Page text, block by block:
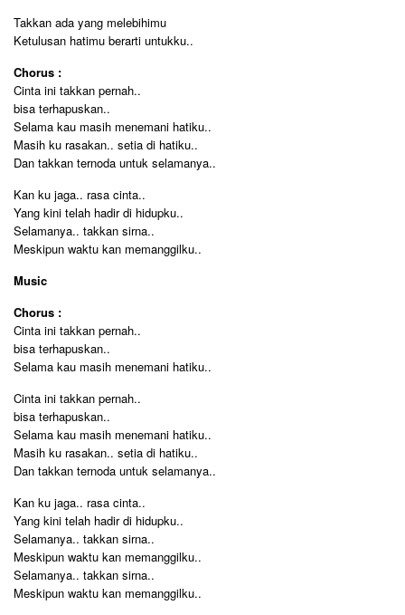
Takkan ada yang melebihimu
Ketulusan hatimu berarti untukku..
Chorus :
Cinta ini takkan pernah..
bisa terhapuskan..
Selama kau masih menemani hatiku..
Masih ku rasakan.. setia di hatiku..
Dan takkan ternoda untuk selamanya..
Kan ku jaga.. rasa cinta..
Yang kini telah hadir di hidupku..
Selamanya.. takkan sirna..
Meskipun waktu kan memanggilku..
Music
Chorus :
Cinta ini takkan pernah..
bisa terhapuskan..
Selama kau masih menemani hatiku..
Cinta ini takkan pernah..
bisa terhapuskan..
Selama kau masih menemani hatiku..
Masih ku rasakan.. setia di hatiku..
Dan takkan ternoda untuk selamanya..
Kan ku jaga.. rasa cinta..
Yang kini telah hadir di hidupku..
Selamanya.. takkan sirna..
Meskipun waktu kan memanggilku..
Selamanya.. takkan sirna..
Meskipun waktu kan memanggilku..